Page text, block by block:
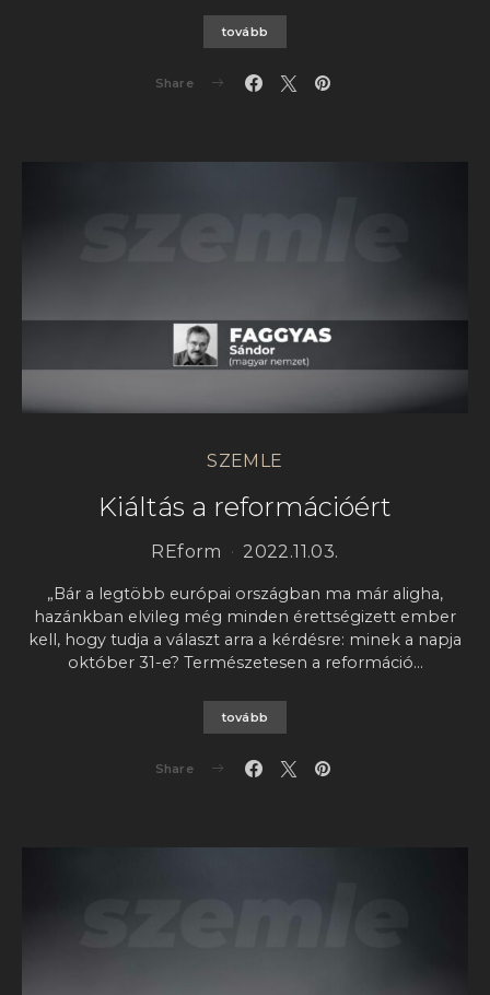
tovább
Share
SZEMLE
Kiáltás a reformációért
REform 2022.11.03.
„Bár a legtöbb európai országban ma már aligha,
hazánkban elvileg még minden érettségizett ember
kell, hogy tudja a választ arra a kérdésre: minek a napja
október 31-e? Természetesen a reformáció…
tovább
Share